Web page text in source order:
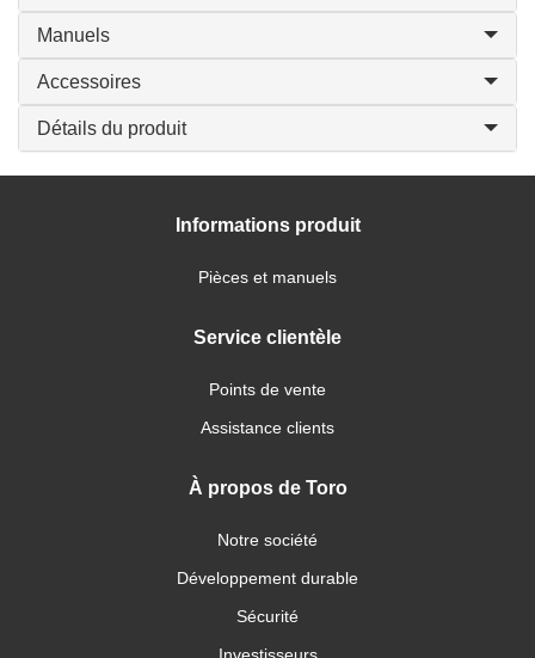
Manuels
Accessoires
Détails du produit
Informations produit
Pièces et manuels
Service clientèle
Points de vente
Assistance clients
À propos de Toro
Notre société
Développement durable
Sécurité